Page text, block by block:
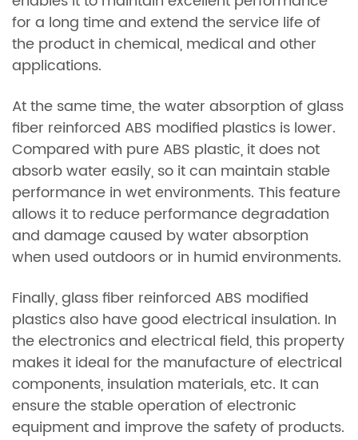
for a long time and extend the service life of
the product in chemical, medical and other
applications.
At the same time, the water absorption of glass
fiber reinforced ABS modified plastics is lower.
Compared with pure ABS plastic, it does not
absorb water easily, so it can maintain stable
performance in wet environments. This feature
allows it to reduce performance degradation
and damage caused by water absorption
when used outdoors or in humid environments.
Finally, glass fiber reinforced ABS modified
plastics also have good electrical insulation. In
the electronics and electrical field, this property
makes it ideal for the manufacture of electrical
components, insulation materials, etc. It can
ensure the stable operation of electronic
equipment and improve the safety of products.